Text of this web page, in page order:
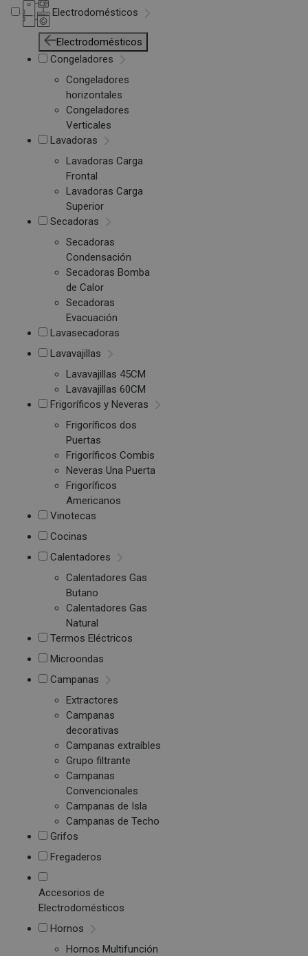
Electrodomésticos
Electrodomésticos
Congeladores
Congeladores
horizontales
Congeladores
Verticales
Lavadoras
Lavadoras Carga
Frontal
Lavadoras Carga
Superior
Secadoras
Secadoras
Condensación
Secadoras Bomba
de Calor
Secadoras
Evacuación
Lavasecadoras
Lavavajillas
Lavavajillas 45CM
Lavavajillas 60CM
Frigoríficos y Neveras
Frigoríficos dos
Puertas
Frigoríficos Combis
Neveras Una Puerta
Frigoríficos
Americanos
Vinotecas
Cocinas
Calentadores
Calentadores Gas
Butano
Calentadores Gas
Natural
Termos Eléctricos
Microondas
Campanas
Extractores
Campanas
decorativas
Campanas extraíbles
Grupo filtrante
Campanas
Convencionales
Campanas de Isla
Campanas de Techo
Grifos
Fregaderos
Accesorios de
Electrodomésticos
Hornos
Hornos Multifunción